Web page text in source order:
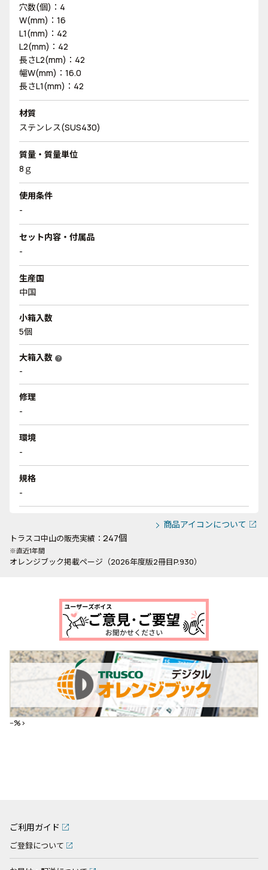
穴数(個)：4
W(mm)：16
L1(mm)：42
L2(mm)：42
長さL2(mm)：42
幅W(mm)：16.0
長さL1(mm)：42
材質
ステンレス(SUS430)
質量・質量単位
8ｇ
使用条件
-
セット内容・付属品
-
生産国
中国
小箱入数
5個
大箱入数 help
-
修理
-
環境
-
規格
-
商品アイコンについて
トラスコ中山の販売実績： 247個
※直近1年間
オレンジブック掲載ページ（2026年度版2冊目P.930）
--%>
ご利用ガイド
ご登録について